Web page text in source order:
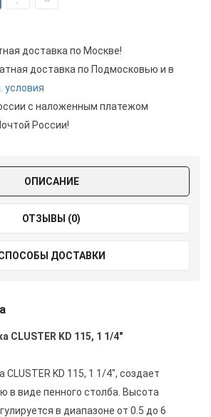
доставка по Москве!
доставка по Подмосковью и в
условия
с наложенным платежом
России!
ОПИСАНИЕ
ОТЗЫВЫ (0)
ДОСТАВКИ
CLUSTER KD 115, 1 1/4"
KD 115, 1 1/4", создает
в виде пенного столба. Высота
в диапазоне от 0.5 до 6